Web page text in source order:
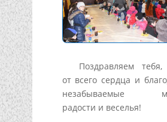
Поздравляем тебя,
от всего сердца и
незабываемые
радости и веселья!